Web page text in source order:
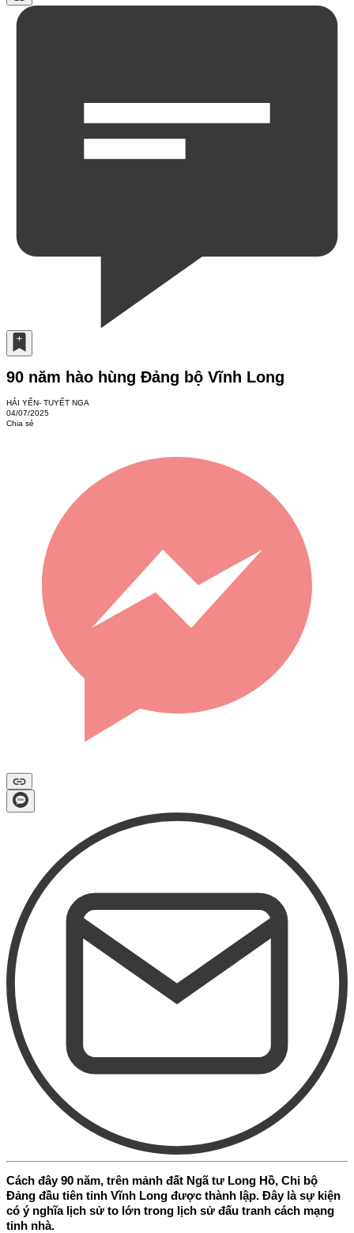
90 năm hào hùng Đảng bộ Vĩnh Long
HẢI YẾN- TUYẾT NGA
04/07/2025
Chia sẻ
Cách đây 90 năm, trên mảnh đất Ngã tư Long Hồ, Chi bộ
Đảng đầu tiên tỉnh Vĩnh Long được thành lập. Đây là sự kiện
có ý nghĩa lịch sử to lớn trong lịch sử đấu tranh cách mạng
tỉnh nhà.